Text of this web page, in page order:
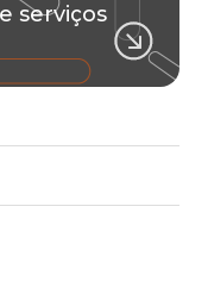
serviços